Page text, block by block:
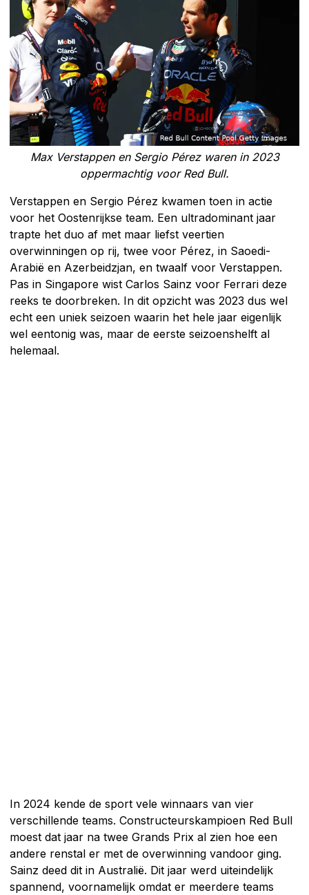
Max Verstappen en Sergio Pérez waren in 2023
oppermachtig voor Red Bull.
Verstappen en Sergio Pérez kwamen toen in actie
voor het Oostenrijkse team. Een ultradominant jaar
trapte het duo af met maar liefst veertien
overwinningen op rij, twee voor Pérez, in Saoedi-
Arabië en Azerbeidzjan, en twaalf voor Verstappen.
Pas in Singapore wist Carlos Sainz voor Ferrari deze
reeks te doorbreken. In dit opzicht was 2023 dus wel
echt een uniek seizoen waarin het hele jaar eigenlijk
wel eentonig was, maar de eerste seizoenshelft al
helemaal.
In 2024 kende de sport vele winnaars van vier
verschillende teams. Constructeurskampioen Red Bull
moest dat jaar na twee Grands Prix al zien hoe een
andere renstal er met de overwinning vandoor ging.
Sainz deed dit in Australië. Dit jaar werd uiteindelijk
spannend, voornamelijk omdat er meerdere teams